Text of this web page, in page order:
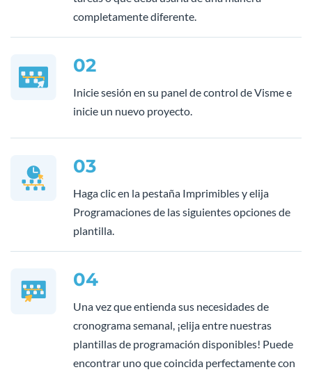
completamente diferente.
02
Inicie sesión en su panel de control de Visme e
inicie un nuevo proyecto.
03
Haga clic en la pestaña Imprimibles y elija
Programaciones de las siguientes opciones de
plantilla.
04
Una vez que entienda sus necesidades de
cronograma semanal, ¡elija entre nuestras
plantillas de programación disponibles! Puede
encontrar uno que coincida perfectamente con